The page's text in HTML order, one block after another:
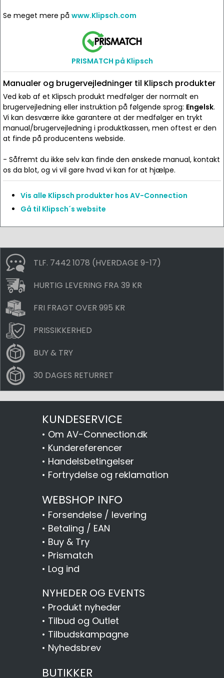
Se meget mere på www.Klipsch.com
PRISMATCH på Klipsch
Manualer og brugervejledninger til Klipsch produkter
Ved køb af et Klipsch produkt medfølger der normalt en
brugervejledning eller instruktion på følgende sprog: Engelsk.
Vi kan desværre ikke garantere at der medfølger en trykt
manual/brugervejledning i produktkassen, men oftest er den
at finde på producentens webside.
- Såfremt du ikke selv kan finde den ønskede manual, kontakt
os da blot, og vi vil gøre hvad vi kan for at hjælpe.
Vis alle Klipsch produkter hos AV-Connection
Gå til Klipsch´s website
TLF. 7442 1078 (HVERDAGE 9-17)
HURTIG LEVERING FRA 39 KR
FRI FRAGT OVER 995 KR
PRISSIKKERHED
BUY & TRY
30 DAGES RETURRET
KUNDESERVICE
• Om AV-Connection.dk
• Kundereferencer
• Handelsbetingelser
• Fortrydelse og reklamation
WEBSHOP INFO
• Forsendelse / levering
• Betaling / EAN
• Buy & Try
• Prismatch
• Log ind
NYHEDER OG EVENTS
• Produkt nyheder
• Tilbud og Outlet
• Tilbudskampagne
• Nyhedsbrev
BUTIKKER